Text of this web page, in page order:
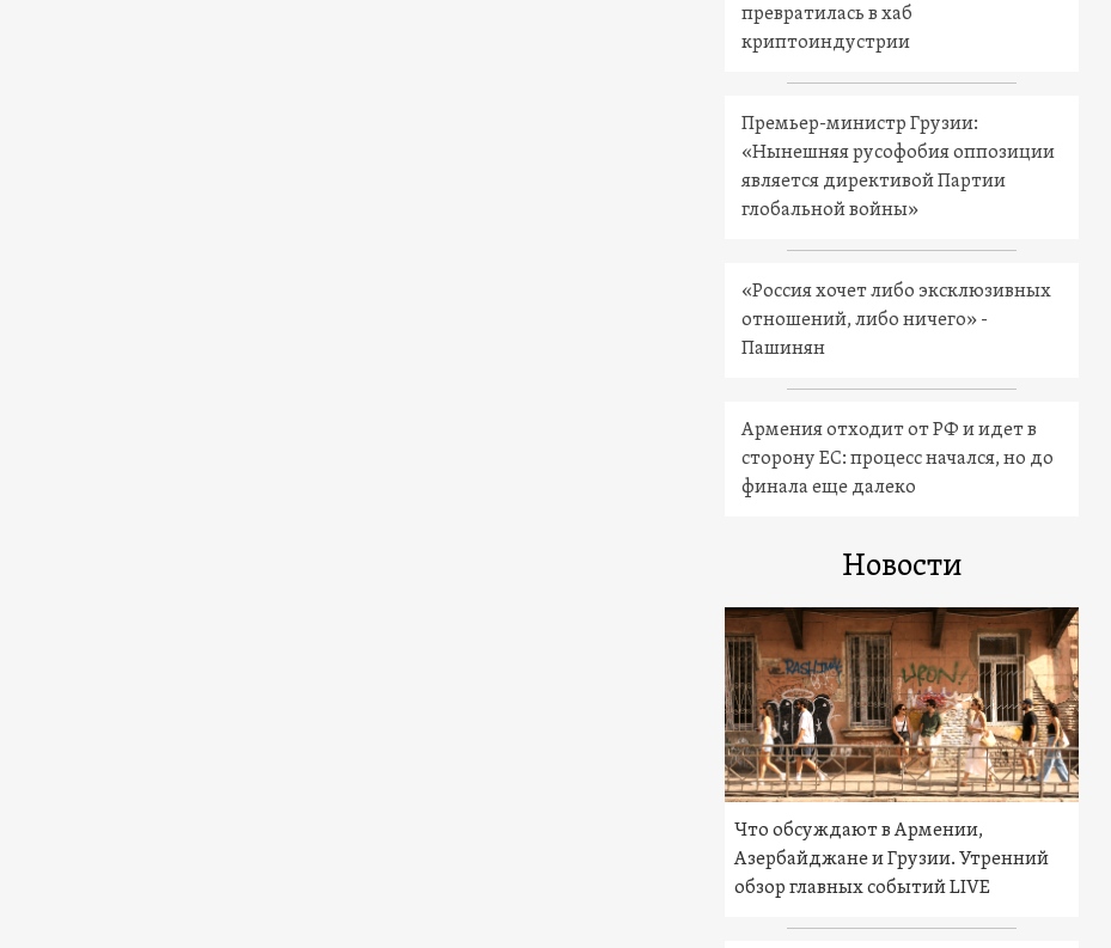
превратилась в хаб
криптоиндустрии
Премьер-министр Грузии:
«Нынешняя русофобия оппозиции
является директивой Партии
глобальной войны»
«Россия хочет либо эксклюзивных
отношений, либо ничего» -
Пашинян
Армения отходит от РФ и идет в
сторону ЕС: процесс начался, но до
финала еще далеко
Новости
Что обсуждают в Армении,
Азербайджане и Грузии. Утренний
обзор главных событий LIVE